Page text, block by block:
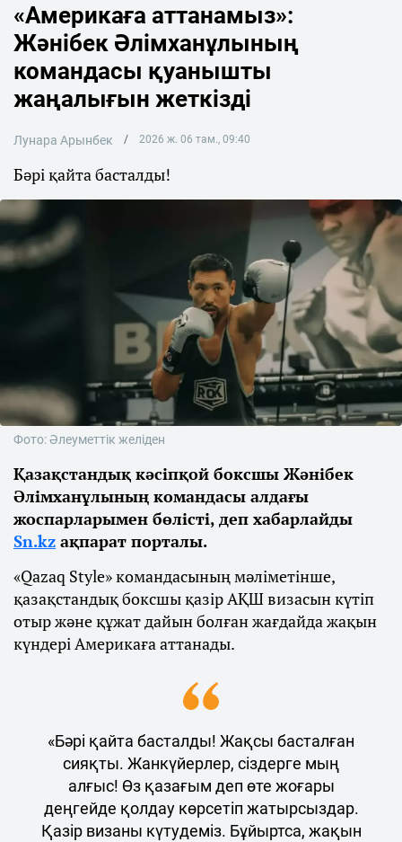
«Америкаға аттанамыз»:
Жәнібек Әлімханұлының
командасы қуанышты
жаңалығын жеткізді
Лунара Арынбек 2026 ж. 06 там., 09:40
Бәрі қайта басталды!
Фото: Әлеуметтік желіден
Қазақстандық кәсіпқой боксшы Жәнібек
Әлімханұлының командасы алдағы
жоспарларымен бөлісті, деп хабарлайды
Sn.kz ақпарат порталы.
«Qazaq Style» командасының мәліметінше,
қазақстандық боксшы қазір АҚШ визасын күтіп
отыр және құжат дайын болған жағдайда жақын
күндері Америкаға аттанады.
«Бәрі қайта басталды! Жақсы басталған
сияқты. Жанкүйерлер, сіздерге мың
алғыс! Өз қазағым деп өте жоғары
деңгейде қолдау көрсетіп жатырсыздар.
Қазір визаны күтудеміз. Бұйыртса, жақын